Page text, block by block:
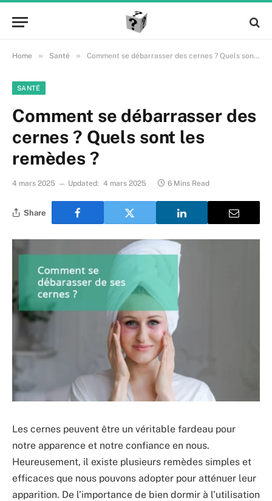
Home » Santé » Comment se débarrasser des cernes ? Quels sont les remèdes ?
SANTÉ
Comment se débarrasser des
cernes ? Quels sont les
remèdes ?
4 mars 2025 Updated: 4 mars 2025 6 Mins Read
Share
Les cernes peuvent être un véritable fardeau pour
notre apparence et notre confiance en nous.
Heureusement, il existe plusieurs remèdes simples et
efficaces que nous pouvons adopter pour atténuer leur
apparition. De l’importance de bien dormir à l’utilisation